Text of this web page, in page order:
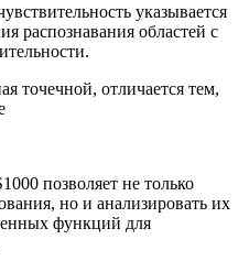
указывается
распознавания областей с
точечной, отличается тем,
позволяет не только
но и анализировать их
функций для